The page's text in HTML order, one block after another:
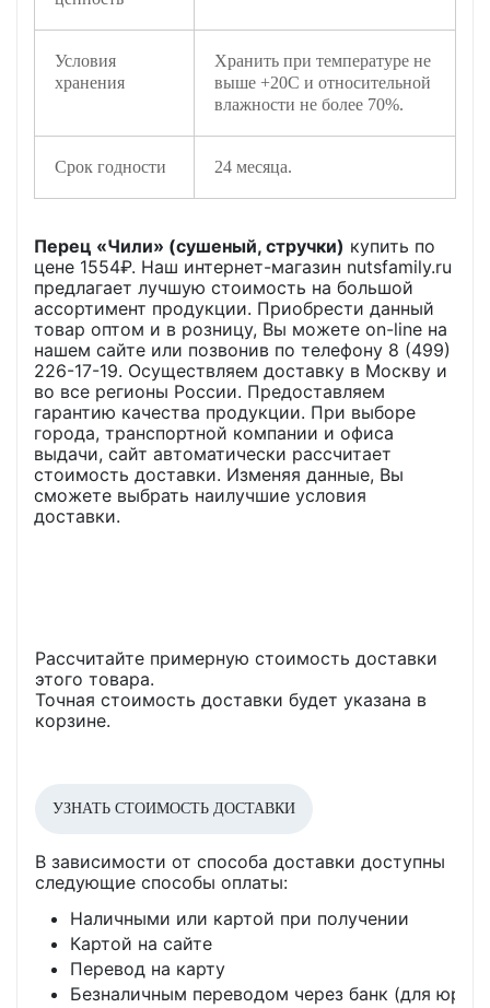
Условия
хранения
Хранить при температуре не
выше +20С и относительной
влажности не более 70%.
Срок годности 24 месяца.
Перец «Чили» (сушеный, стручки) купить по
цене 1554₽. Наш интернет-магазин nutsfamily.ru
предлагает лучшую стоимость на большой
ассортимент продукции. Приобрести данный
товар оптом и в розницу, Вы можете on-line на
нашем сайте или позвонив по телефону 8 (499)
226-17-19. Осуществляем доставку в Москву и
во все регионы России. Предоставляем
гарантию качества продукции. При выборе
города, транспортной компании и офиса
выдачи, сайт автоматически рассчитает
стоимость доставки. Изменяя данные, Вы
сможете выбрать наилучшие условия
доставки.
Рассчитайте примерную стоимость доставки
этого товара.
Точная стоимость доставки будет указана в
корзине.
УЗНАТЬ СТОИМОСТЬ ДОСТАВКИ
В зависимости от способа доставки доступны
следующие способы оплаты:
Наличными или картой при получении
Картой на сайте
Перевод на карту
Безналичным переводом через банк (для юр.